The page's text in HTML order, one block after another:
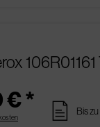
€ * pages Bis zu